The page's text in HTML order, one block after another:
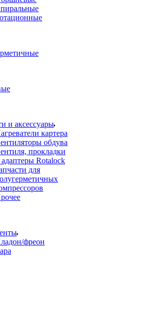
и аксессуары
картера
обдува
прокладки
Rotalock
для
фреон